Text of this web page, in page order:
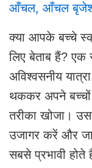
आँचल, आँचल बृजेश
क्या आपके बच्चे
लिए बेताब हैं? एक
अविश्वसनीय
थककर अपने
तरीका खोजा।
उजागर करें और
सबसे प्रभावी होते